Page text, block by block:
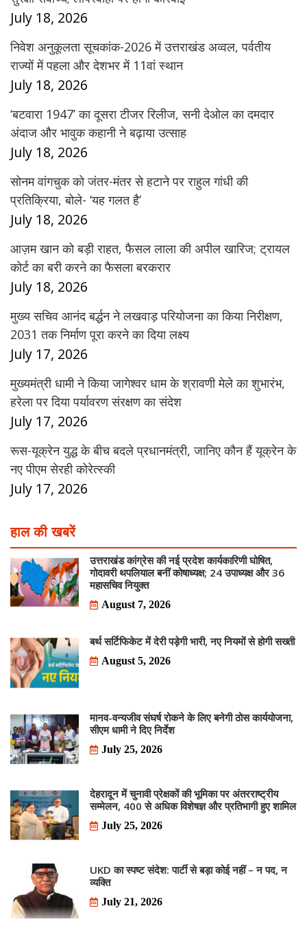
July 18, 2026
निवेश अनुकूलता सूचकांक-2026 में उत्तराखंड अव्वल, पर्वतीय
राज्यों में पहला और देशभर में 11वां स्थान
July 18, 2026
‘बटवारा 1947’ का दूसरा टीजर रिलीज, सनी देओल का दमदार
अंदाज और भावुक कहानी ने बढ़ाया उत्साह
July 18, 2026
सोनम वांगचुक को जंतर-मंतर से हटाने पर राहुल गांधी की
प्रतिक्रिया, बोले- ‘यह गलत है’
July 18, 2026
आज़म खान को बड़ी राहत, फैसल लाला की अपील खारिज; ट्रायल
कोर्ट का बरी करने का फैसला बरकरार
July 18, 2026
मुख्य सचिव आनंद बर्द्धन ने लखवाड़ परियोजना का किया निरीक्षण,
2031 तक निर्माण पूरा करने का दिया लक्ष्य
July 17, 2026
मुख्यमंत्री धामी ने किया जागेश्वर धाम के श्रावणी मेले का शुभारंभ,
हरेला पर दिया पर्यावरण संरक्षण का संदेश
July 17, 2026
रूस-यूक्रेन युद्ध के बीच बदले प्रधानमंत्री, जानिए कौन हैं यूक्रेन के
नए पीएम सेरही कोरेत्स्की
July 17, 2026
हाल की खबरें
उत्तराखंड कांग्रेस की नई प्रदेश कार्यकारिणी घोषित,
गोदावरी थपलियाल बनीं कोषाध्यक्ष; 24 उपाध्यक्ष और 36
महासचिव नियुक्त
August 7, 2026
बर्थ सर्टिफिकेट में देरी पड़ेगी भारी, नए नियमों से होगी सख्ती
August 5, 2026
मानव-वन्यजीव संघर्ष रोकने के लिए बनेगी ठोस कार्ययोजना,
सीएम धामी ने दिए निर्देश
July 25, 2026
देहरादून में चुनावी प्रेक्षकों की भूमिका पर अंतरराष्ट्रीय
सम्मेलन, 400 से अधिक विशेषज्ञ और प्रतिभागी हुए शामिल
July 25, 2026
UKD का स्पष्ट संदेश: पार्टी से बड़ा कोई नहीं – न पद, न
व्यक्ति
July 21, 2026